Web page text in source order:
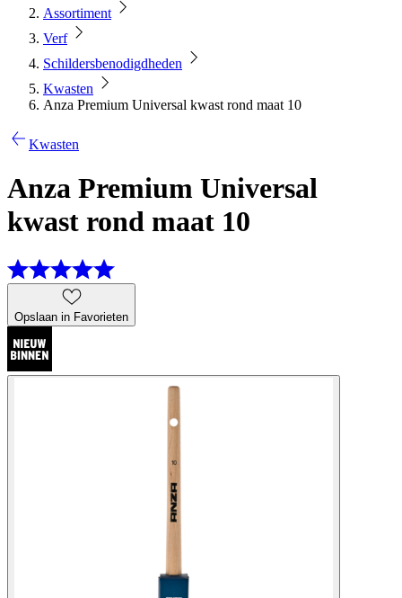
Assortiment
Verf
Schildersbenodigdheden
Kwasten
Anza Premium Universal kwast rond maat 10
Kwasten
Anza Premium Universal
kwast rond maat 10
Opslaan in Favorieten